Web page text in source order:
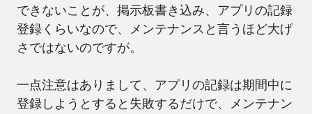
できないことが、掲示板書き込み、アプリの記録
登録くらいなので、メンテナンスと言うほど大げ
さではないのですが。
一点注意はありまして、アプリの記録は期間中に
登録しようとすると失敗するだけで、メンテナン